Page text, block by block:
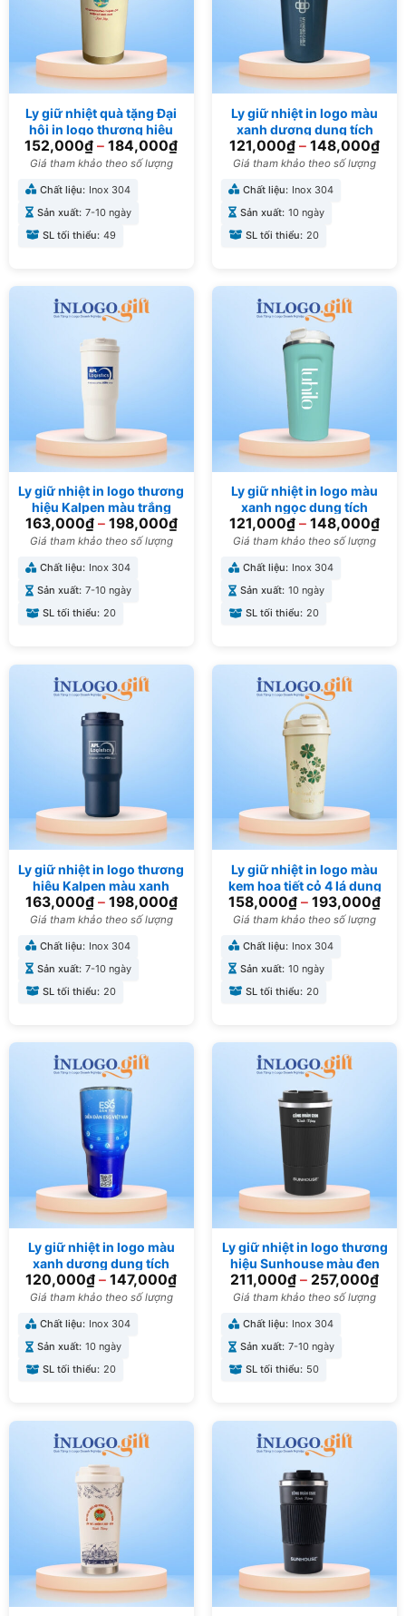
Ly giữ nhiệt quà tặng Đại
hội in logo thương hiệu
Flower 500ml LGN-13
152,000₫ –184,000₫
Giá tham khảo theo số lượng
Chất liệu: Inox 304
Sản xuất: 7-10 ngày
SL tối thiểu: 49
Ly giữ nhiệt in logo màu
xanh dương dung tích
510ml LGN-07
121,000₫ –148,000₫
Giá tham khảo theo số lượng
Chất liệu: Inox 304
Sản xuất: 10 ngày
SL tối thiểu: 20
Ly giữ nhiệt in logo thương
hiệu Kalpen màu trắng
dung tích 750ml LGN-14
163,000₫– 198,000₫
Giá tham khảo theo số lượng
Chất liệu: Inox 304
Sản xuất: 7-10 ngày
SL tối thiểu: 20
Ly giữ nhiệt in logo màu
xanh ngọc dung tích
510ml LGN-02
121,000₫ –148,000₫
Giá tham khảo theo số lượng
Chất liệu: Inox 304
Sản xuất: 10 ngày
SL tối thiểu: 20
Ly giữ nhiệt in logo thương
hiệu Kalpen màu xanh
dương dung tích 750ml
LGN-15
163,000₫– 198,000₫
Giá tham khảo theo số lượng
Chất liệu: Inox 304
Sản xuất: 7-10 ngày
SL tối thiểu: 20
Ly giữ nhiệt in logo màu
kem họa tiết cỏ 4 lá dung
tích 500ml LGN-08
158,000₫ –193,000₫
Giá tham khảo theo số lượng
Chất liệu: Inox 304
Sản xuất: 10 ngày
SL tối thiểu: 20
Ly giữ nhiệt in logo màu
xanh dương dung tích
900ml LGN-04
120,000₫ –147,000₫
Giá tham khảo theo số lượng
Chất liệu: Inox 304
Sản xuất: 10 ngày
SL tối thiểu: 20
Ly giữ nhiệt in logo thương
hiệu Sunhouse màu đen
500ml LGN-10
211,000₫ – 257,000₫
Giá tham khảo theo số lượng
Chất liệu: Inox 304
Sản xuất: 7-10 ngày
SL tối thiểu: 50